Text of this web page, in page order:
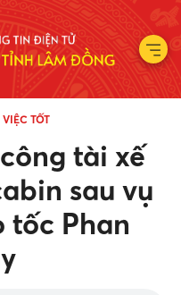
TỐT
tài xế
sau vụ
tốc Phan